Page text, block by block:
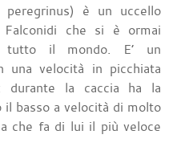
è un uccello
che si è ormai
tutto il mondo. E’ un
una velocità in picchiata
durante la caccia ha la
il basso a velocità di molto
che fa di lui il più veloce